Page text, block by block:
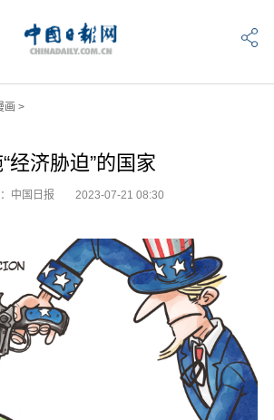
画 >
经济胁迫”的国家
中国日报 2023-07-21 08:30